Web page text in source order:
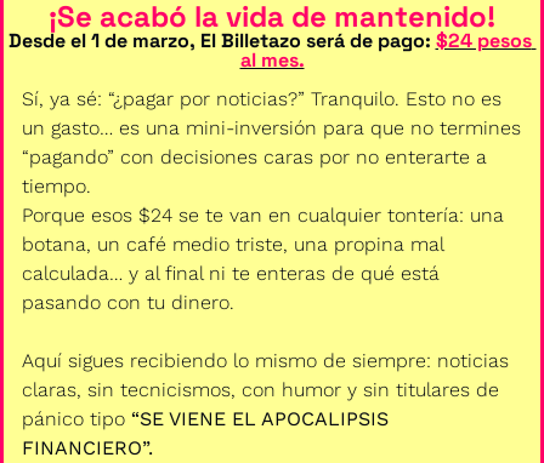
¡Se acabó la vida de mantenido!
Desde el 1 de marzo, El Billetazo será de pago: $24 pesos
al mes.
Sí, ya sé: “¿pagar por noticias?” Tranquilo. Esto no es
un gasto… es una mini-inversión para que no termines
“pagando” con decisiones caras por no enterarte a
tiempo.
Porque esos $24 se te van en cualquier tontería: una
botana, un café medio triste, una propina mal
calculada… y al final ni te enteras de qué está
pasando con tu dinero.
Aquí sigues recibiendo lo mismo de siempre: noticias
claras, sin tecnicismos, con humor y sin titulares de
pánico tipo “SE VIENE EL APOCALIPSIS
FINANCIERO”.